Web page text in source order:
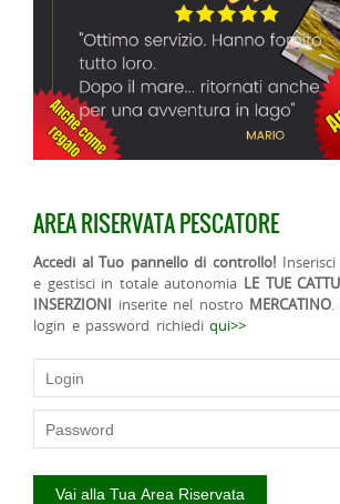
AREA RISERVATA PESCATORE
Accedi al Tuo pannello di controllo!
e gestisci in totale autonomia LE TUE
INSERZIONI inserite nel nostro MERCATINO.
login e password richiediqui>>